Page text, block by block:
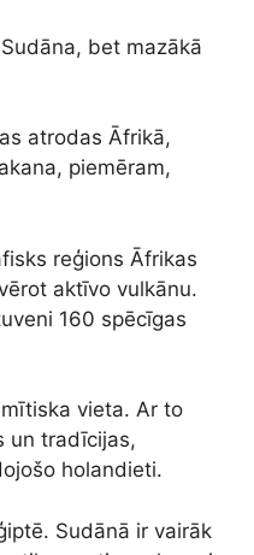
bet mazākā
atrodas Āfrikā,
piemēram,
reģions Āfrikas
aktīvo vulkānu.
160 spēcīgas
vieta. Ar to
un tradīcijas,
holandieti.
Sudānā ir vairāk